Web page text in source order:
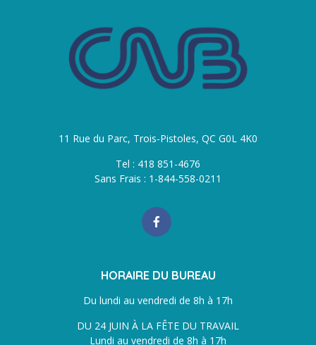
11 Rue du Parc, Trois-Pistoles, QC G0L 4K0
Tel : 418 851-4676
Sans Frais : 1-844-558-0211
HORAIRE DU BUREAU
Du lundi au vendredi de 8h à 17h
DU 24 JUIN À LA FÊTE DU TRAVAIL
Lundi au vendredi de 8h à 17h